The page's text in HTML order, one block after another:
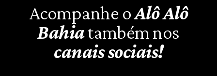
Acompanhe oAlô Alô
Bahiatambém nos
canais sociais!